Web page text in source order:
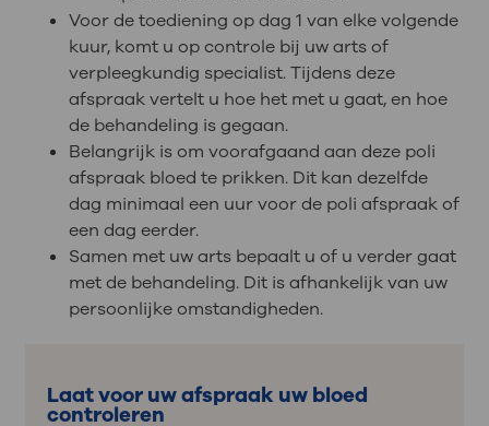
Voor de toediening op dag 1 van elke volgende
kuur, komt u op controle bij uw arts of
verpleegkundig specialist. Tijdens deze
afspraak vertelt u hoe het met u gaat, en hoe
de behandeling is gegaan.
Belangrijk is om voorafgaand aan deze poli
afspraak bloed te prikken. Dit kan dezelfde
dag minimaal een uur voor de poli afspraak of
een dag eerder.
Samen met uw arts bepaalt u of u verder gaat
met de behandeling. Dit is afhankelijk van uw
persoonlijke omstandigheden.
Laat voor uw afspraak uw bloed
controleren